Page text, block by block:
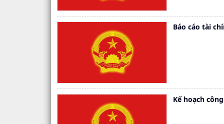
Báo cáo tài
Kế hoạch